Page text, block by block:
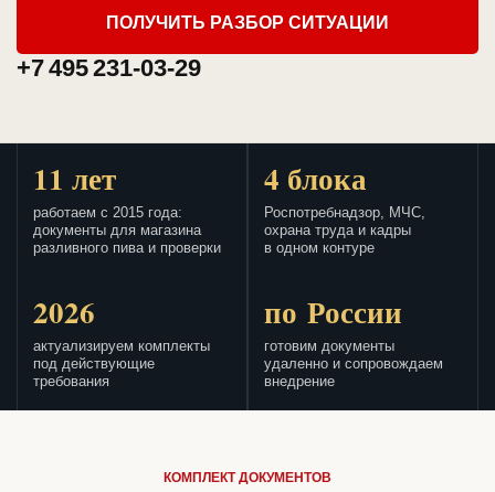
ПОЛУЧИТЬ РАЗБОР СИТУАЦИИ
+7 495 231-03-29
11 лет
работаем с 2015 года:
документы для магазина
разливного пива и проверки
4 блока
Роспотребнадзор, МЧС,
охрана труда и кадры
в одном контуре
2026
актуализируем комплекты
под действующие
требования
по России
готовим документы
удаленно и сопровождаем
внедрение
КОМПЛЕКТ ДОКУМЕНТОВ